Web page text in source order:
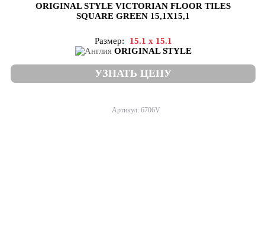
ORIGINAL STYLE VICTORIAN FLOOR TILES
SQUARE GREEN 15,1X15,1
Размер:
15.1 x 15.1
ORIGINAL STYLE
УЗНАТЬ ЦЕНУ
Артикул: 6706V